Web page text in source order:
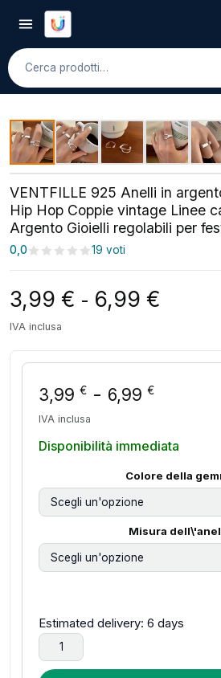
Cerca
VENTFILLE 925 Anelli in
Hip Hop Coppie vintage Linee
Argento Gioielli regolabili per
0,0 19 voti
3,99 € - 6,99 €
IVA inclusa
3,99 € - 6,99 €Fascia
IVA inclusa
Disponibilità immediata
Colore della
Misura
Estimated delivery: 6 days
VENTFILLE 925 Anelli in